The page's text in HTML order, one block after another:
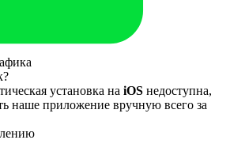
установка на iOS недоступна,
наше приложение вручную всего за